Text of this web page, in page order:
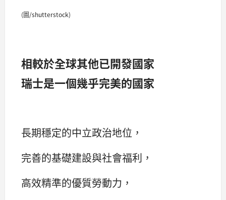
(圖/shutterstock)
相較於全球其他已開發國家
瑞士是一個幾乎完美的國家
長期穩定的中立政治地位，
完善的基礎建設與社會福利，
高效精準的優質勞動力，